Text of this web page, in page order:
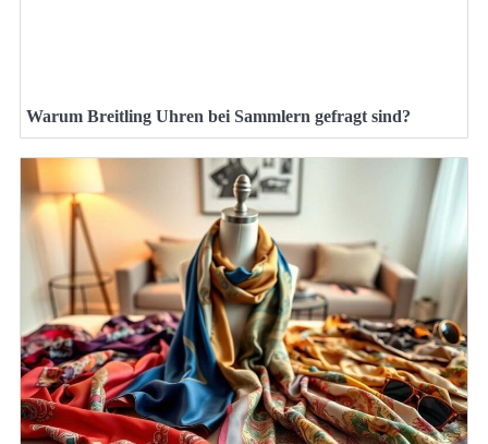
Warum Breitling Uhren bei Sammlern gefragt sind?